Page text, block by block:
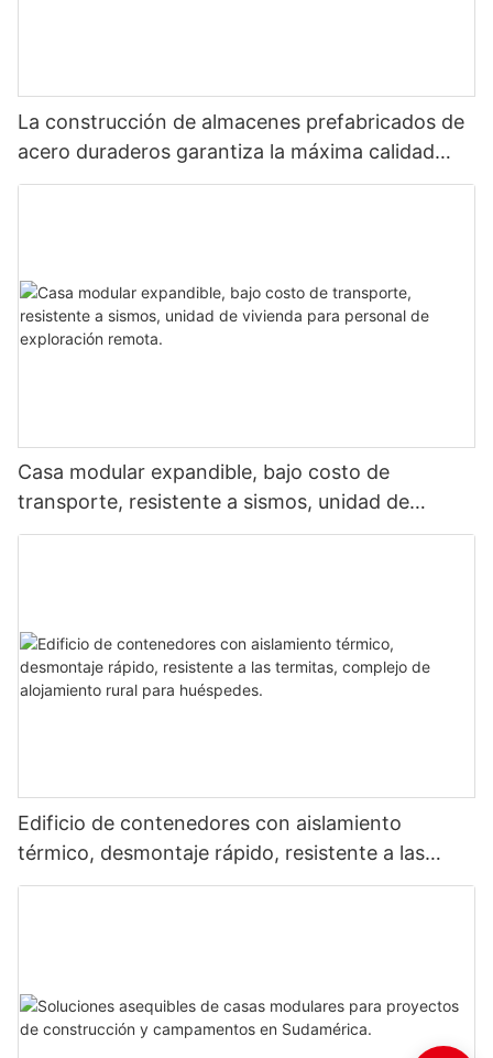
La construcción de almacenes prefabricados de
acero duraderos garantiza la máxima calidad
para 2026.
Casa modular expandible, bajo costo de
transporte, resistente a sismos, unidad de
vivienda para personal de exploración remota.
Edificio de contenedores con aislamiento
térmico, desmontaje rápido, resistente a las
termitas, complejo de alojamiento rural para